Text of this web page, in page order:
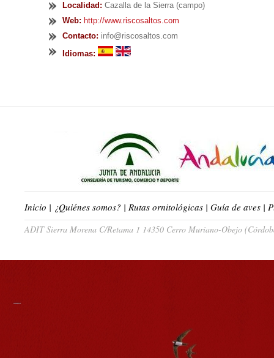
Localidad: Cazalla de la Sierra (campo)
Web: http://www.riscosaltos.com
Contacto: info@riscosaltos.com
Idiomas:
Inicio | ¿Quiénes somos? | Rutas ornitológicas | Guía de aves |
ADIT Sierra Morena C/Retama 1 14350 Cerro Muriano-Obejo